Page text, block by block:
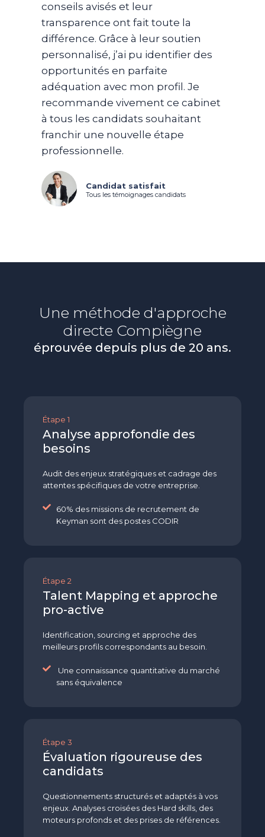
conseils avisés et leur
transparence ont fait toute la
différence. Grâce à leur soutien
personnalisé, j’ai pu identifier des
opportunités en parfaite
adéquation avec mon profil. Je
recommande vivement ce cabinet
à tous les candidats souhaitant
franchir une nouvelle étape
professionnelle.
Candidat satisfait
Tous les témoignages candidats
Une méthode d'approche
directe Compiègne
éprouvée depuis plus de 20 ans.
Étape 1
Analyse approfondie des
besoins
Audit des enjeux stratégiques et cadrage des
attentes spécifiques de votre entreprise.
60% des missions de recrutement de
Keyman sont des postes CODIR
Étape 2
Talent Mapping et approche
pro-active
Identification, sourcing et approche des
meilleurs profils correspondants au besoin.
Une connaissance quantitative du marché
sans équivalence
Étape 3
Évaluation rigoureuse des
candidats
Questionnements structurés et adaptés à vos
enjeux. Analyses croisées des Hard skills, des
moteurs profonds et des prises de références.